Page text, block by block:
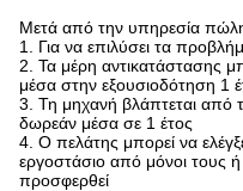
Μετά από την υπηρεσία
1. Για να επιλύσει τα
2. Τα μέρη αντικατάστασης
μέσα στην εξουσιοδότηση 1
3. Τη μηχανή βλάπτεται από
δωρεάν μέσα σε 1 έτος
4. Ο πελάτης μπορεί να
εργοστάσιο από μόνοι τους ή
προσφερθεί